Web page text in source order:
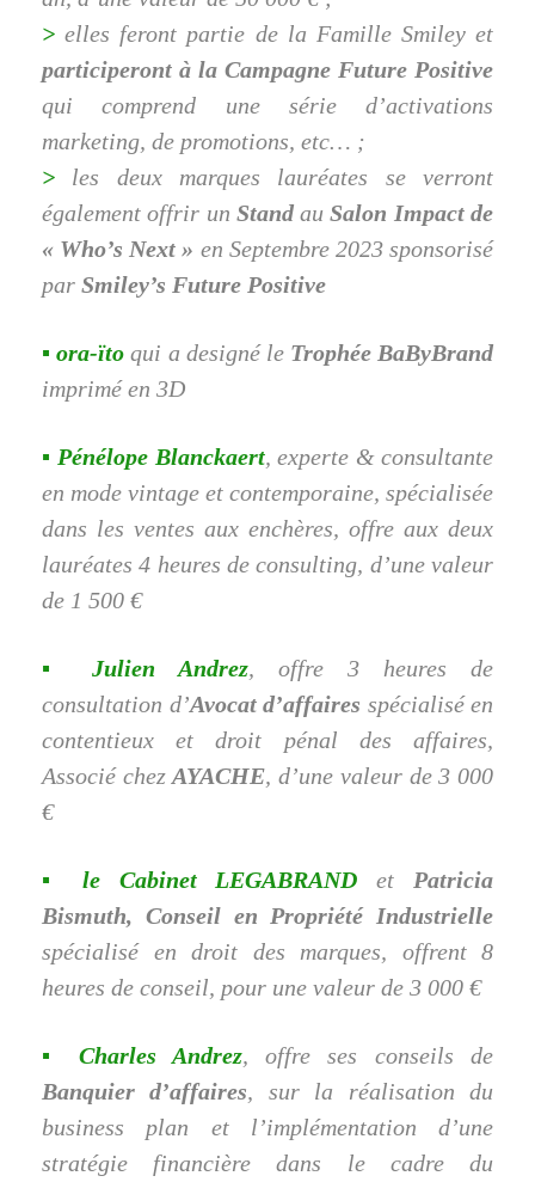
> elles feront partie de la Famille Smiley et
participeront à la Campagne Future Positive
qui comprend une série d’activations
marketing, de promotions, etc… ;
>
les deux marques lauréates se verront
également offrir un StandauSalon Impact de
« Who’s Next » en Septembre 2023 sponsorisé
par Smiley’s Future Positive
▪ ora-ïto qui a designé le Trophée BaByBrand
imprimé en 3D
▪ Pénélope Blanckaert, experte & consultante
en mode vintage et contemporaine, spécialisée
dans les ventes aux enchères, offre aux deux
lauréates 4 heures de consulting, d’une valeur
de 1 500 €
▪ Julien Andrez, offre 3 heures de
consultation d’Avocat d’affaires spécialisé en
contentieux et droit pénal des affaires,
Associé chezAYACHE, d’une valeur de 3 000
€
▪ le Cabinet LEGABRAND et Patricia
Bismuth, Conseil en Propriété Industrielle
spécialisé en droit des marques, offrent 8
heures de conseil, pour une valeur de 3 000 €
▪ Charles Andrez, offre ses conseils de
Banquier d’affaires, sur la réalisation du
business plan et l’implémentation d’une
stratégie financière dans le cadre du